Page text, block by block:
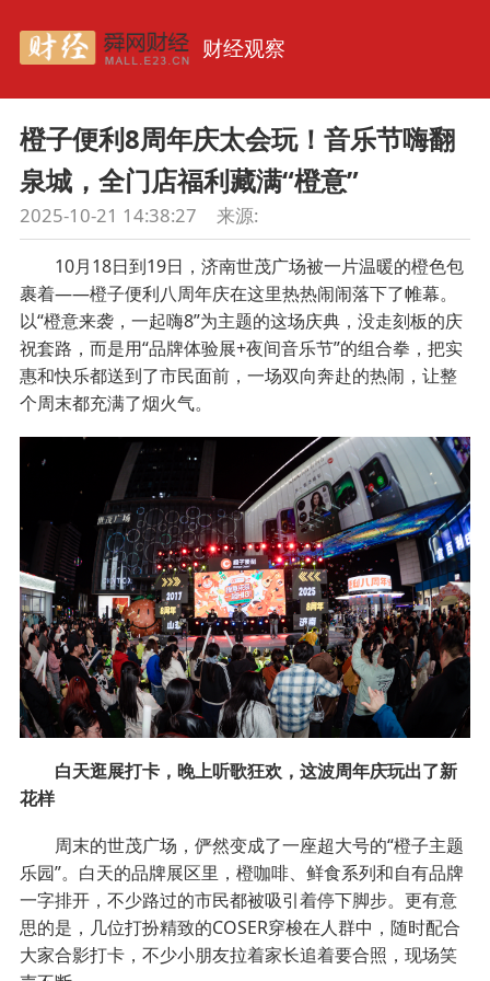
财经观察
橙子便利8周年庆太会玩！音乐节嗨翻
泉城，全门店福利藏满“橙意”
2025-10-21 14:38:27 来源:
10月18日到19日，济南世茂广场被一片温暖的橙色包
裹着——橙子便利八周年庆在这里热热闹闹落下了帷幕。
以“橙意来袭，一起嗨8”为主题的这场庆典，没走刻板的庆
祝套路，而是用“品牌体验展+夜间音乐节”的组合拳，把实
惠和快乐都送到了市民面前，一场双向奔赴的热闹，让整
个周末都充满了烟火气。
白天逛展打卡，晚上听歌狂欢，这波周年庆玩出了新
花样
周末的世茂广场，俨然变成了一座超大号的“橙子主题
乐园”。白天的品牌展区里，橙咖啡、鲜食系列和自有品牌
一字排开，不少路过的市民都被吸引着停下脚步。更有意
思的是，几位打扮精致的COSER穿梭在人群中，随时配合
大家合影打卡，不少小朋友拉着家长追着要合照，现场笑